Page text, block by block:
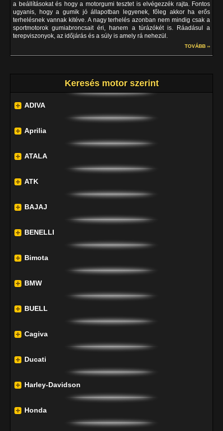
a beállításokat és hogy a motorgumi tesztet is elvégezzék rajta. Fontos
ugyanis, hogy a gumik jó állapotban legyenek, főleg akkor ha erős
terhelésnek vannak kitéve. A nagy terhelés azonban nem mindig csak a
sportmotorok gumiabroncsait éri, hanem a túrázókét is. Ráadásul a
terepviszonyok, az időjárás és a súly is amely rá nehezül.
TOVÁBB ››
Keresés motor szerint
ADIVA
Aprilia
ATALA
ATK
BAJAJ
BENELLI
Bimota
BMW
BUELL
Cagiva
Ducati
Harley-Davidson
Honda